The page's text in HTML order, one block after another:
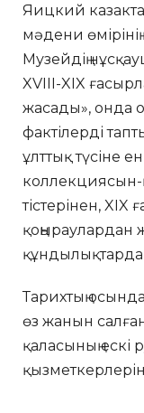
Яицкий
мәдени
Музейдің
XVIII-XIX
жасады», онда
фактілерді
ұлттық түсіне
коллекциясын-
тістерінен,
қоңыраулардан
Тарихтың
өз жанын
қаласының ескі